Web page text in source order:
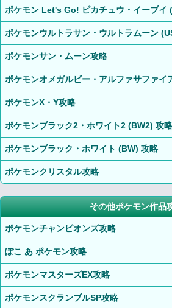
ポケモン Let's Go! ピカチュウ・イーブイ
ポケモンウルトラサン・ウルトラムーン
ポケモンサン・ムーン攻略
ポケモンオメガルビー・アルファサファイ
ポケモンX・Y攻略
ポケモンブラック2・ホワイト2 (BW2) 攻略
ポケモンブラック・ホワイト (BW) 攻略
ポケモンクリスタル攻略
その他ポケモン作品
ポケモンチャンピオンズ攻略
ぽこ あ ポケモン攻略
ポケモンマスターズEX攻略
ポケモンスクランブルSP攻略